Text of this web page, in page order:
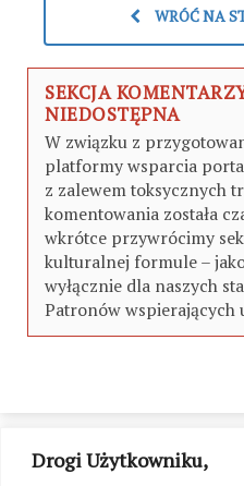
Drogi Użytkowniku,
WRÓĆ NA
SEKCJA
NIEDOSTĘPNA
W związku z
platformy wsparcia
z zalewem toksycznych
komentowania została
wkrótce przywrócimy
kulturalnej formule –
wyłącznie dla naszych
Patronów wspierających